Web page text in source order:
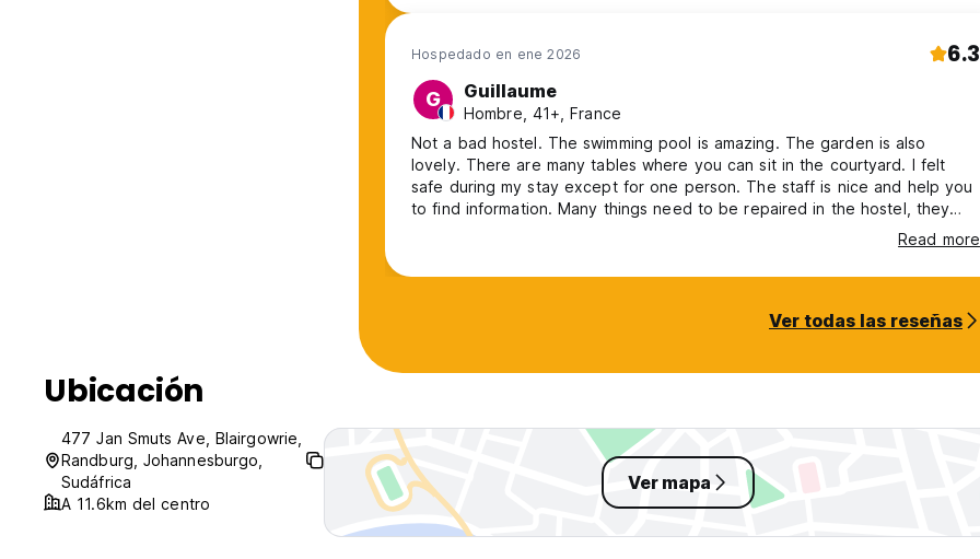
Hospedado en ene 2026 6.3
G Guillaume
Hombre, 41+, France
Not a bad hostel. The swimming pool is amazing. The garden is also
lovely. There are many tables where you can sit in the courtyard. I felt
safe during my stay except for one person. The staff is nice and help you
to find information. Many things need to be repaired in the hostel, they
should take care of it (broken doors or locks) and they need moreRead more
Ver todas las reseñas
Ubicación
477 Jan Smuts Ave, Blairgowrie,
Randburg, Johannesburgo,
Sudáfrica
A 11.6km del centro
Ver mapa